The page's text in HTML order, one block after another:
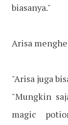
biasanya."
Arisa
"Arisa juga
"Mungkin
magic